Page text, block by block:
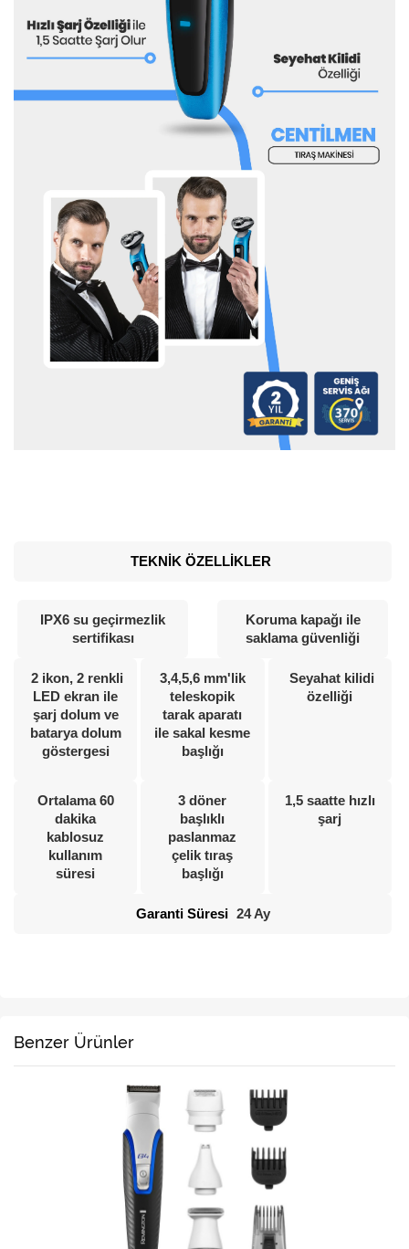
TEKNİK ÖZELLİKLER
IPX6 su geçirmezlik
sertifikası
Koruma kapağı ile
saklama güvenliği
2 ikon, 2 renkli
LED ekran ile
şarj dolum ve
batarya dolum
göstergesi
3,4,5,6 mm'lik
teleskopik
tarak aparatı
ile sakal kesme
başlığı
Seyahat kilidi
özelliği
Ortalama 60
dakika
kablosuz
kullanım
süresi
3 döner
başlıklı
paslanmaz
çelik tıraş
başlığı
1,5 saatte hızlı
şarj
Garanti Süresi 24 Ay
Benzer Ürünler